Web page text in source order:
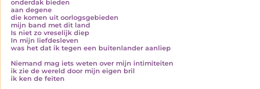
onderdak bieden
aan degene
die komen uit oorlogsgebieden
mijn band met dit land
Is niet zo vreselijk diep
In mijn liefdesleven
was het dat ik tegen een buitenlander aanliep
Niemand mag iets weten over mijn intimiteiten
ik zie de wereld door mijn eigen bril
ik ken de feiten